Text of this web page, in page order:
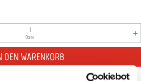
gewünschten Wert ein oder
Dose
DEN WARENKORB